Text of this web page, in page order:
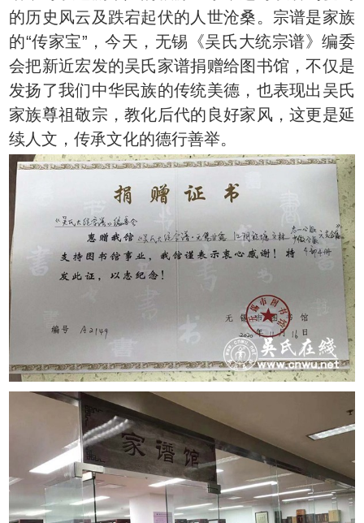
的历史风云及跌宕起伏的人世沧桑。宗谱是家族
的“传家宝”，今天，无锡《吴氏大统宗谱》编委
会把新近宏发的吴氏家谱捐赠给图书馆，不仅是
发扬了我们中华民族的传统美德，也表现出吴氏
家族尊祖敬宗，教化后代的良好家风，这更是延
续人文，传承文化的德行善举。